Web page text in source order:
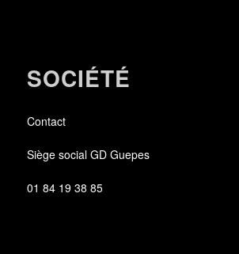
SOCIÉTÉ
Contact
Siège social GD Guepes
01 84 19 38 85